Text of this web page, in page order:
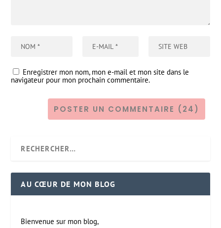
Enregistrer mon nom, mon e-mail et mon site dans le
navigateur pour mon prochain commentaire.
AU CŒUR DE MON BLOG
Bienvenue sur mon blog,